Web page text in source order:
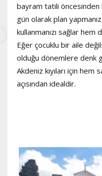
bayram tatili öncesinden
gün olarak plan
kullanmanızı sağlar hem
Eğer çocuklu bir aile
olduğu dönemlere denk
Akdeniz kıyıları için hem
açısından idealdir.